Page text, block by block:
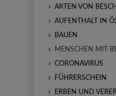
ARTEN VON
AUFENTHALT IN
BAUEN
MENSCHEN MIT
CORONAVIRUS
FÜHRERSCHEIN
ERBEN UND